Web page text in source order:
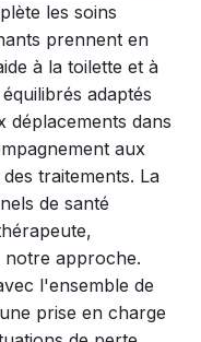
les soins
prennent en
à la toilette et à
adaptés
déplacements dans
aux
traitements. La
de santé
approche.
l'ensemble de
prise en charge